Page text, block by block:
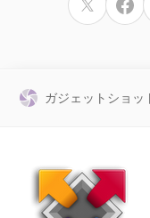
ガジェットショッ